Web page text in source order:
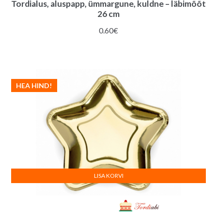
Tordialus, aluspapp, ümmargune, kuldne – läbimõõt
26 cm
0.60€
HEA HIND!
LISA KORVI